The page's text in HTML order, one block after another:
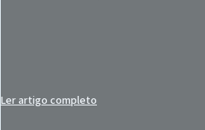
Ler artigo completo